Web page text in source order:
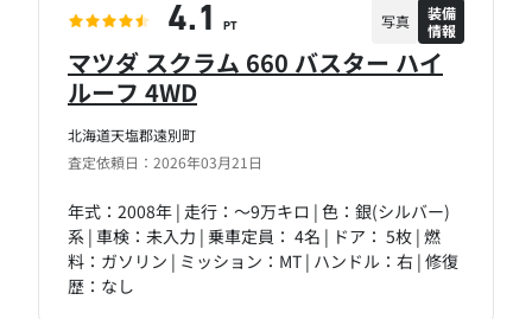
北海道天塩郡遠別町
査定依頼日：2026年03月21日
マツダ スクラム 660 バスター ハイ
ルーフ 4WD
年式：2008年 | 走行：～9万キロ | 色：銀(シルバー)
系 | 車検：未入力 | 乗車定員： 4名 | ドア： 5枚 | 燃
料：ガソリン | ミッション：MT | ハンドル：右 | 修復
歴：なし
4.1 PT 写真
装備
情報